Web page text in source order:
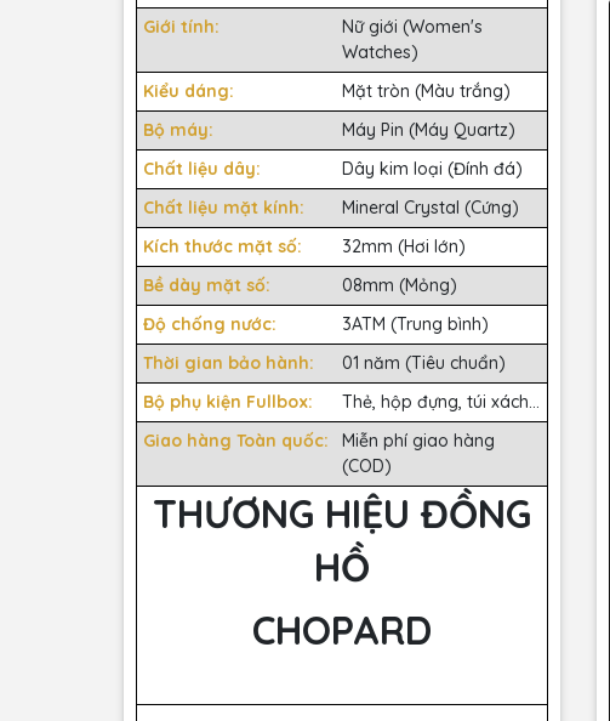
Giới tính:
Nữ giới (Women's
Watches)
Kiểu dáng:
Mặt tròn (Màu trắng)
Bộ máy:
Máy Pin (Máy Quartz)
Chất liệu dây:
Dây kim loại (Đính đá)
Chất liệu mặt kính:
Mineral Crystal (Cứng)
Kích thước mặt số:
32mm (Hơi lớn)
Bề dày mặt số:
08mm (Mỏng)
Độ chống nước:
3ATM (Trung bình)
Thời gian bảo hành:
01 năm (Tiêu chuẩn)
Bộ phụ kiện Fullbox:
Thẻ, hộp đựng, túi xách...
Giao hàng Toàn quốc:
Miễn phí giao hàng
(COD)
THƯƠNG HIỆU ĐỒNG
HỒ
CHOPARD